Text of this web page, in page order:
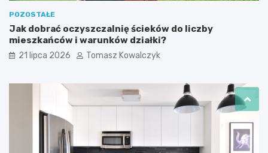
POZOSTAŁE
Jak dobrać oczyszczalnię ścieków do liczby
mieszkańców i warunków działki?
21 lipca 2026 Tomasz Kowalczyk